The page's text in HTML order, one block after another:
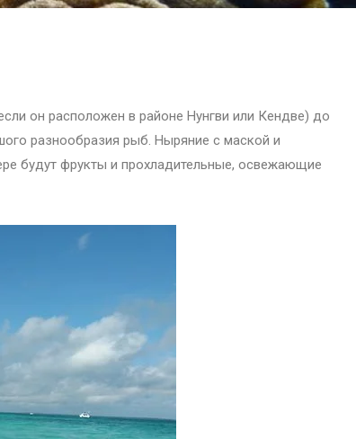
он расположен в районе Нунгви или Кендве) до
разнообразия рыб. Ныряние с маской и
будут фрукты и прохладительные, освежающие